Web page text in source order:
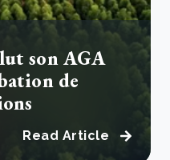
son AGA
de
Read Article